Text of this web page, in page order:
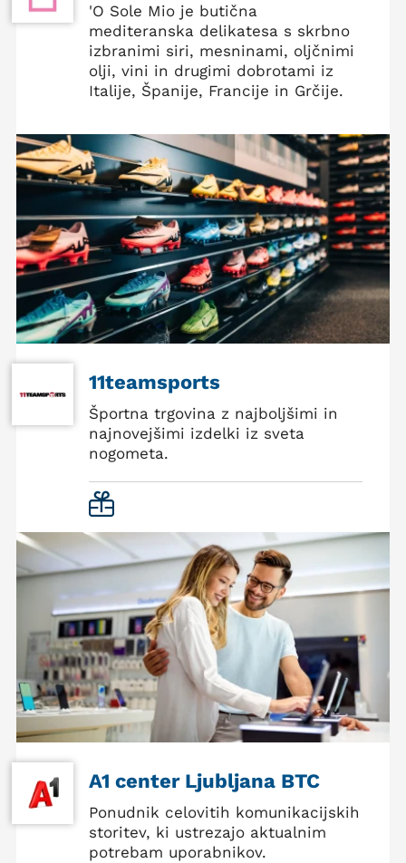
'O Sole Mio je butična
mediteranska delikatesa s skrbno
izbranimi siri, mesninami, oljčnimi
olji, vini in drugimi dobrotami iz
Italije, Španije, Francije in Grčije.
11teamsports
Športna trgovina z najboljšimi in
najnovejšimi izdelki iz sveta
nogometa.
A1 center Ljubljana BTC
Ponudnik celovitih komunikacijskih
storitev, ki ustrezajo aktualnim
potrebam uporabnikov.